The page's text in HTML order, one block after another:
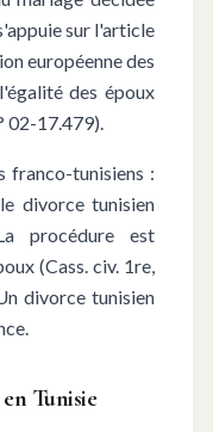
sur l'article
européenne des
des époux
02-17.479).
franco-tunisiens :
divorce tunisien
procédure est
(Cass. civ. 1re,
divorce tunisien
Tunisie